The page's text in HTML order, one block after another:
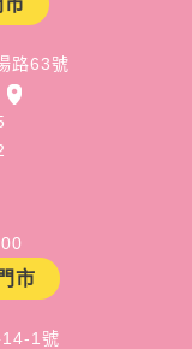
路63號
市
14-1號